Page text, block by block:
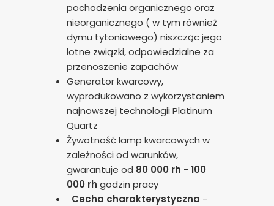
pochodzenia organicznego oraz
nieorganicznego ( w tym również
dymu tytoniowego) niszcząc jego
lotne związki, odpowiedzialne za
przenoszenie zapachów
Generator kwarcowy,
wyprodukowano z wykorzystaniem
najnowszej technologii Platinum
Quartz
Żywotność lamp kwarcowych w
zależności od warunków,
gwarantuje od 80 000 rh - 100
000 rh godzin pracy
Cecha charakterystyczna -